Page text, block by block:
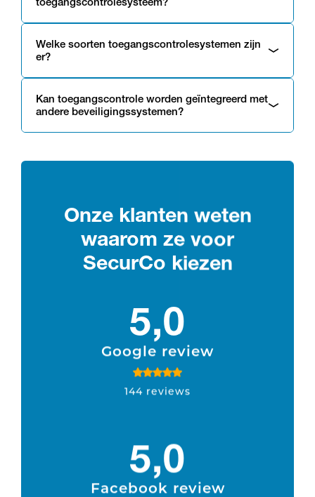
Welke soorten toegangscontrolesystemen zijn
er?
Kan toegangscontrole worden geïntegreerd met
andere beveiligingssystemen?
Onze klanten weten
waarom ze voor
SecurCo kiezen
5,0
Google review
144 reviews
5,0
Facebook review